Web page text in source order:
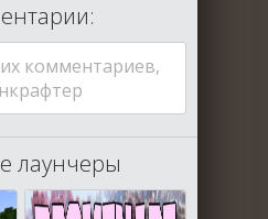
комментариев,
лаунчеры